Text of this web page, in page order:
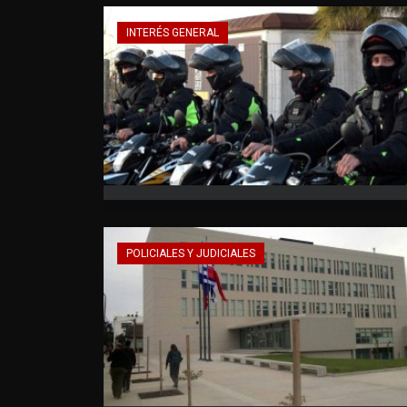
INTERÉS GENERAL
POLICIALES Y JUDICIALES